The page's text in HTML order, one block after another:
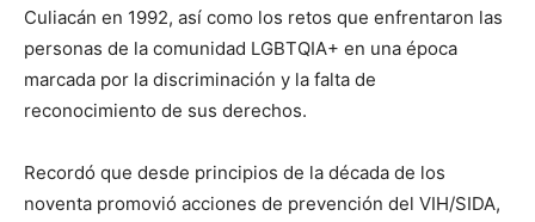
Culiacán en 1992, así como los retos que enfrentaron las
personas de la comunidad LGBTQIA+ en una época
marcada por la discriminación y la falta de
reconocimiento de sus derechos.
Recordó que desde principios de la década de los
noventa promovió acciones de prevención del VIH/SIDA,